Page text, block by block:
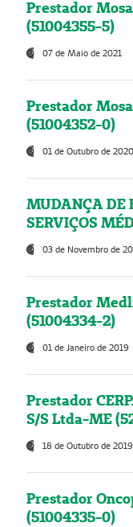
Prestador
(51004355-5)
07 de Maio de 2021
Prestador
(51004352-0)
01 de Outubro de 2020
MUDANÇA DE
SERVIÇOS
03 de Novembro de
Prestador
(51004334-2)
01 de Janeiro de 2019
Prestador
S/S Ltda-ME
18 de Outubro de 2019
Prestador
(51004335-0)